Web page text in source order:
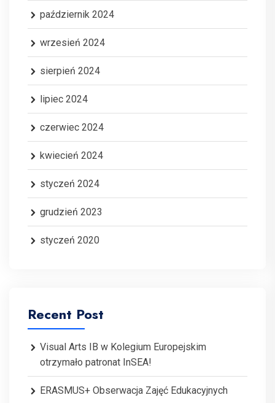
październik 2024
wrzesień 2024
sierpień 2024
lipiec 2024
czerwiec 2024
kwiecień 2024
styczeń 2024
grudzień 2023
styczeń 2020
Recent Post
Visual Arts IB w Kolegium Europejskim
otrzymało patronat InSEA!
ERASMUS+ Obserwacja Zajęć Edukacyjnych